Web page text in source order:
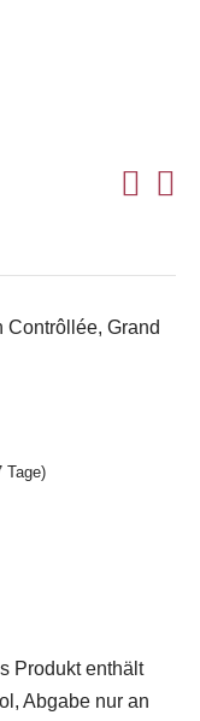
Contrôllée, Grand
Tage)
Produkt enthält
Abgabe nur an